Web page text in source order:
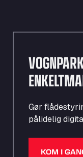
Gør
pålidelig
KOM I